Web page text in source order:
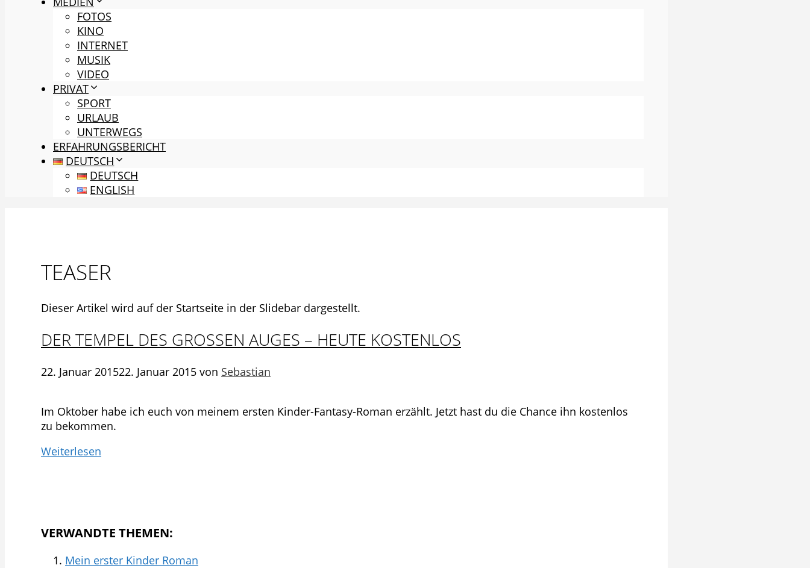
FOTOS
KINO
INTERNET
MUSIK
VIDEO
PRIVAT
SPORT
URLAUB
UNTERWEGS
ERFAHRUNGSBERICHT
DEUTSCH
DEUTSCH
ENGLISH
TEASER
Dieser Artikel wird auf der Startseite in der Slidebar dargestellt.
DER TEMPEL DES GROSSEN AUGES – HEUTE KOSTENLOS
22. Januar 201522. Januar 2015 von Sebastian
Im Oktober habe ich euch von meinem ersten Kinder-Fantasy-Roman erzählt. Jetzt hast du die Chance ihn kostenlos
zu bekommen.
Weiterlesen
VERWANDTE THEMEN:
Mein erster Kinder Roman